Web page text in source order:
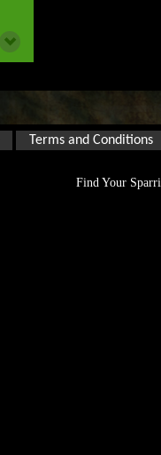
Terms and Conditions
Find Your